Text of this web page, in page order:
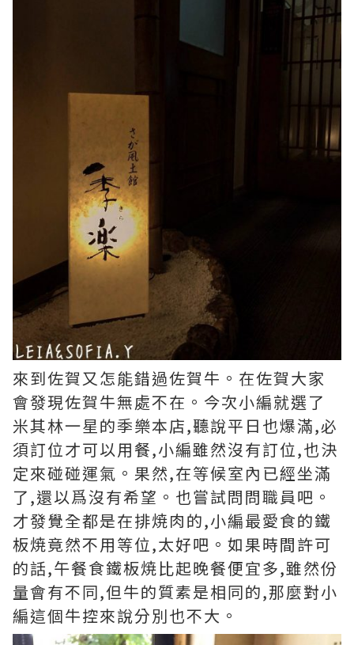
來到佐賀又怎能錯過佐賀牛。在佐賀大家
會發現佐賀牛無處不在。今次小編就選了
米其林一星的季樂本店,聽說平日也爆滿,必
須訂位才可以用餐,小編雖然沒有訂位,也決
定來碰碰運氣。果然,在等候室內已經坐滿
了,還以爲沒有希望。也嘗試問問職員吧。
才發覺全都是在排焼肉的,小編最愛食的鐵
板焼竟然不用等位,太好吧。如果時間許可
的話,午餐食鐵板焼比起晚餐便宜多,雖然份
量會有不同,但牛的質素是相同的,那麼對小
編這個牛控來說分別也不大。